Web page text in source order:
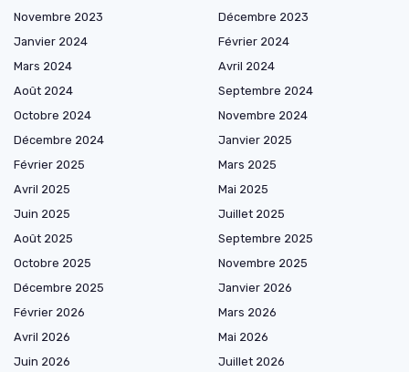
Novembre 2023
Décembre 2023
Janvier 2024
Février 2024
Mars 2024
Avril 2024
Août 2024
Septembre 2024
Octobre 2024
Novembre 2024
Décembre 2024
Janvier 2025
Février 2025
Mars 2025
Avril 2025
Mai 2025
Juin 2025
Juillet 2025
Août 2025
Septembre 2025
Octobre 2025
Novembre 2025
Décembre 2025
Janvier 2026
Février 2026
Mars 2026
Avril 2026
Mai 2026
Juin 2026
Juillet 2026